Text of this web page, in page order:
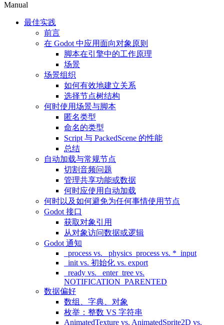
Manual
最佳实践
前言
在 Godot 中应用面向对象原则
脚本在引擎中的工作原理
场景
场景组织
如何有效地建立关系
选择节点树结构
何时使用场景与脚本
匿名类型
命名的类型
Script 与 PackedScene 的性能
总结
自动加载与常规节点
切割音频问题
管理共享功能或数据
何时应使用自动加载
何时以及如何避免为任何事情使用节点
Godot 接口
获取对象引用
从对象访问数据或逻辑
Godot 通知
_process vs. _physics_process vs. *_input
_init vs. 初始化 vs. export
_ready vs. _enter_tree vs.
NOTIFICATION_PARENTED
数据偏好
数组、字典、对象
枚举：整数 VS 字符串
AnimatedTexture vs. AnimatedSprite2D vs.